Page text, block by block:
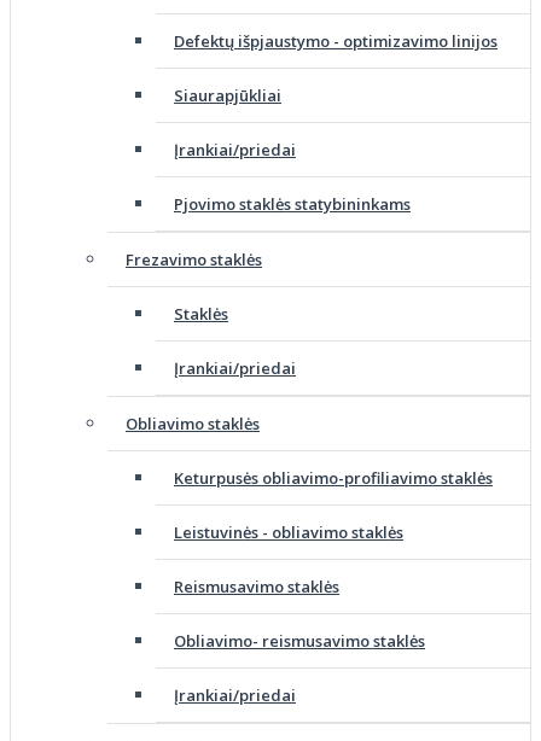
Defektų išpjaustymo - optimizavimo linijos
Siaurapjūkliai
Įrankiai/priedai
Pjovimo staklės statybininkams
Frezavimo staklės
Staklės
Įrankiai/priedai
Obliavimo staklės
Keturpusės obliavimo-profiliavimo staklės
Leistuvinės - obliavimo staklės
Reismusavimo staklės
Obliavimo- reismusavimo staklės
Įrankiai/priedai